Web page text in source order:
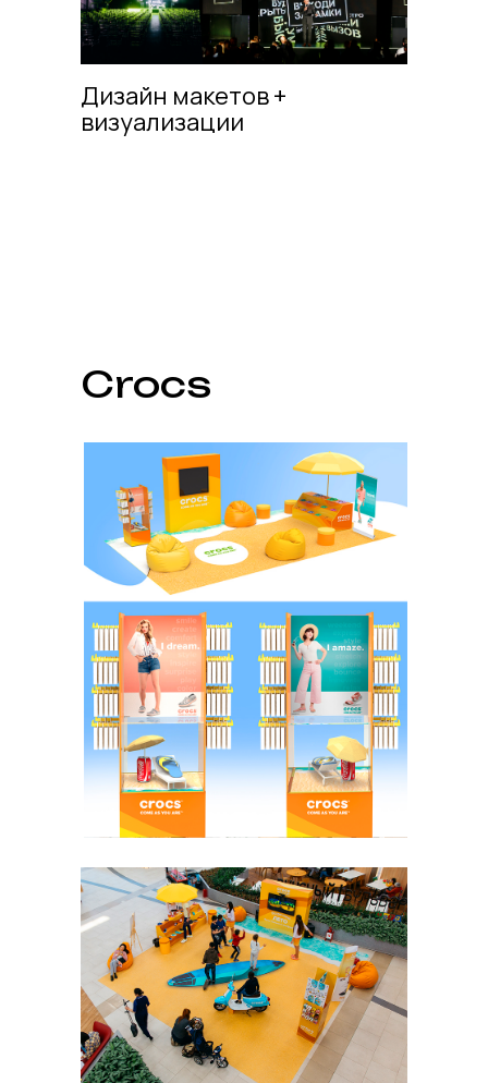
Crocs
Дизайн макетов +
визуализации